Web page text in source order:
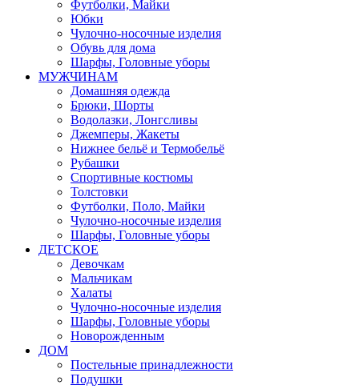
Футболки, Майки
Юбки
Чулочно-носочные изделия
Обувь для дома
Шарфы, Головные уборы
МУЖЧИНАМ
Домашняя одежда
Брюки, Шорты
Водолазки, Лонгсливы
Джемперы, Жакеты
Нижнее бельё и Термобельё
Рубашки
Спортивные костюмы
Толстовки
Футболки, Поло, Майки
Чулочно-носочные изделия
Шарфы, Головные уборы
ДЕТСКОЕ
Девочкам
Мальчикам
Халаты
Чулочно-носочные изделия
Шарфы, Головные уборы
Новорожденным
ДОМ
Постельные принадлежности
Подушки